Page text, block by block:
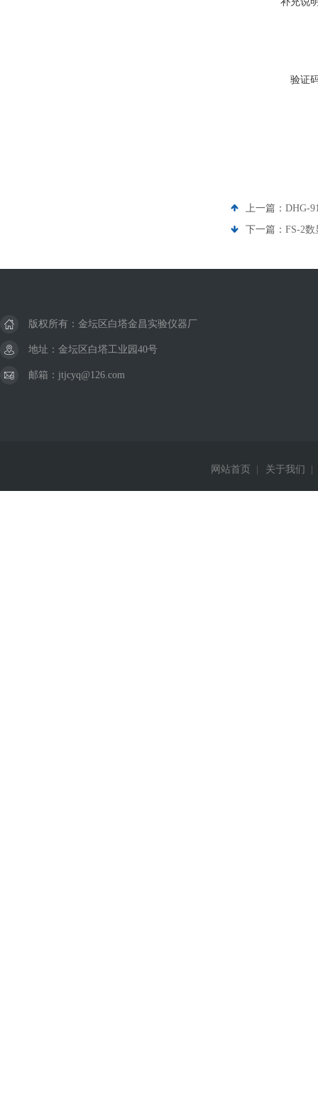
验证
上一篇： DHG-
下一篇： FS-2
版权所有：金坛区白塔金昌实验仪器厂
地址：金坛区白塔工业园40号
邮箱：jtjcyq@126.com
网站首页 关于我们